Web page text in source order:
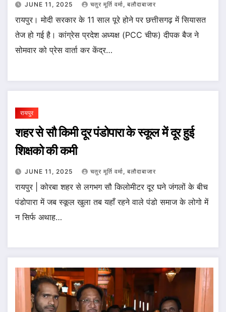
JUNE 11, 2025 चतुर मूर्ति वर्मा, बलौदाबाजार
रायपुर। मोदी सरकार के 11 साल पूरे होने पर छत्तीसगढ़ में सियासत
तेज हो गई है। कांग्रेस प्रदेश अध्यक्ष (PCC चीफ) दीपक बैज ने
सोमवार को प्रेस वार्ता कर केंद्र…
रायपुर
शहर से सौ किमी दूर पंडोपारा के स्कूल में दूर हुई
शिक्षको की कमी
JUNE 11, 2025 चतुर मूर्ति वर्मा, बलौदाबाजार
रायपुर | कोरबा शहर से लगभग सौ किलोमीटर दूर घने जंगलों के बीच
पंडोपारा में जब स्कूल खुला तब यहाँ रहने वाले पंडो समाज के लोगो में
न सिर्फ अथाह…